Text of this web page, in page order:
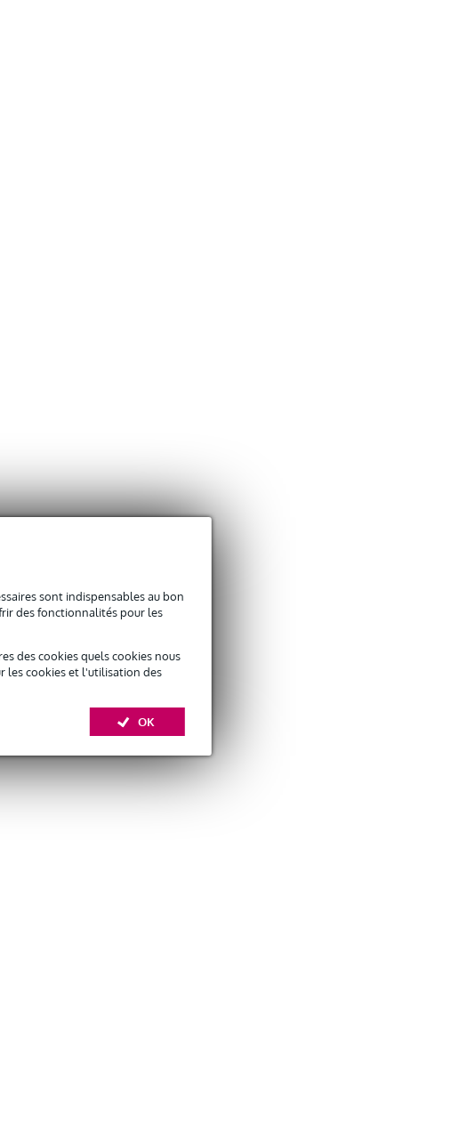
sont indispensables au bon
des fonctionnalités pour les
des cookies quels cookies nous
les cookies et l'utilisation des
OK